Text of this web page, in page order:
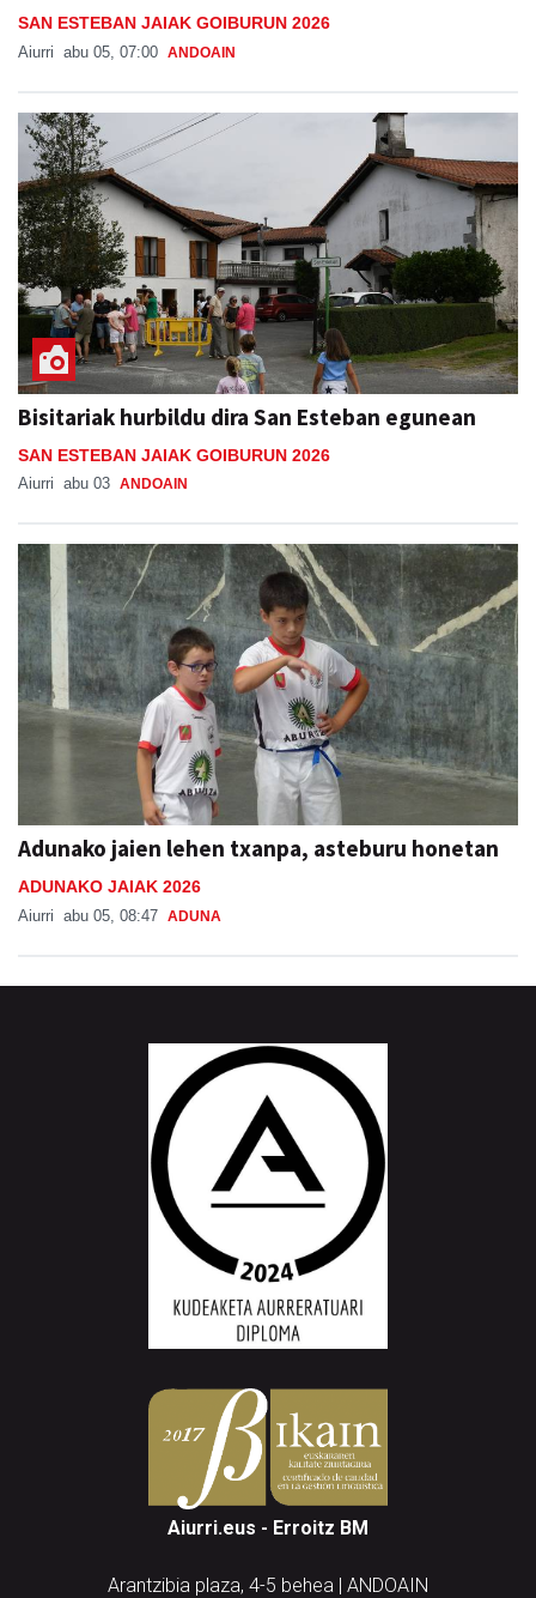
SAN ESTEBAN JAIAK GOIBURUN 2026
Aiurri abu 05, 07:00 ANDOAIN
Bisitariak hurbildu dira San Esteban egunean
SAN ESTEBAN JAIAK GOIBURUN 2026
Aiurri abu 03 ANDOAIN
Adunako jaien lehen txanpa, asteburu honetan
ADUNAKO JAIAK 2026
Aiurri abu 05, 08:47 ADUNA
Aiurri.eus - Erroitz BM
Arantzibia plaza, 4-5 behea | ANDOAIN